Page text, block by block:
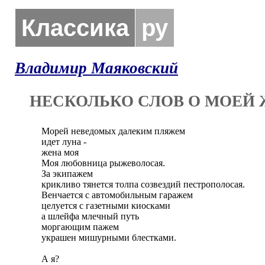
Классика ру
Владимир Маяковский
НЕСКОЛЬКО СЛОВ О МОЕЙ
Морей неведомых далеким пляжем
идет луна -
жена моя
Моя любовница рыжеволосая.
За экипажем
крикливо тянется толпа созвездий пестрополосая.
Венчается с автомобильным гаражем
целуется с газетными киосками
а шлейфа млечный путь
моргающим пажем
украшен мишурными блестками.
А я?